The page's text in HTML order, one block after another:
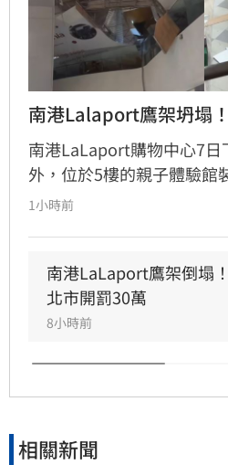
南港Lalaport鷹架坍塌
南港LaLaport購物中心7日
外，位於5樓的親子體驗館
未固定妥當，導致鷹架與天
3樓部分櫃位暫停營業，
作，目前相關單位正積極
消費安全。
1小時前
南港LaLaport鷹架倒塌！
北市開罰30萬
8小時前
相關新聞